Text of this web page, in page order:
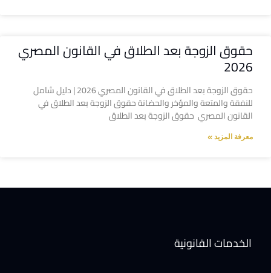
حقوق الزوجة بعد الطلاق في القانون المصري
2026
حقوق الزوجة بعد الطلاق في القانون المصري 2026 | دليل شامل
للنفقة والمتعة والمؤخر والحضانة حقوق الزوجة بعد الطلاق في
القانون المصري حقوق الزوجة بعد الطلاق
معرفة المزيد »
الخدمات القانونية